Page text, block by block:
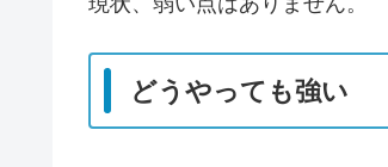
どうやっても強い